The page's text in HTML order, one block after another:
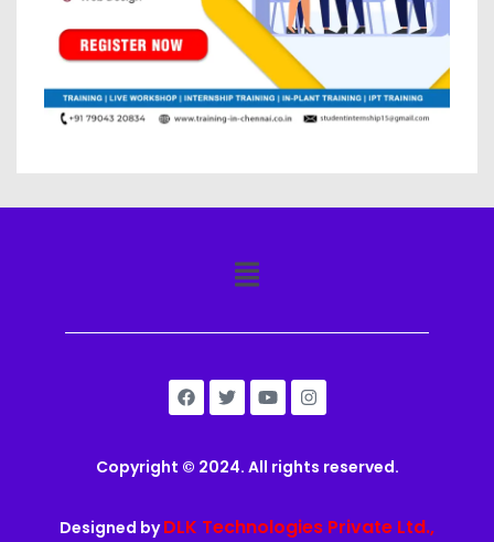
Copyright © 2024. All rights reserved.
Designed byDLK Technologies Private Ltd.,